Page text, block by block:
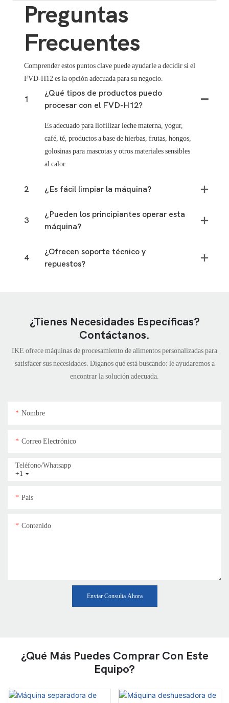
Preguntas
Frecuentes
Comprender estos puntos clave puede ayudarle a decidir si el
FVD-H12 es la opción adecuada para su negocio.
1
¿Qué tipos de productos puedo
procesar con el FVD-H12?
Es adecuado para liofilizar leche materna, yogur,
café, té, productos a base de hierbas, frutas, hongos,
golosinas para mascotas y otros materiales sensibles
al calor.
2 ¿Es fácil limpiar la máquina?
3
¿Pueden los principiantes operar esta
máquina?
4
¿Ofrecen soporte técnico y
repuestos?
¿Tienes Necesidades Específicas?
Contáctanos.
IKE ofrece máquinas de procesamiento de alimentos personalizadas para
satisfacer sus necesidades. Díganos qué está buscando: le ayudaremos a
encontrar la solución adecuada.
Nombre
Correo Electrónico
+1
Teléfono/whatsapp
País
Contenido
Enviar Consulta Ahora
¿Qué Más Puedes Comprar Con Este
Equipo?